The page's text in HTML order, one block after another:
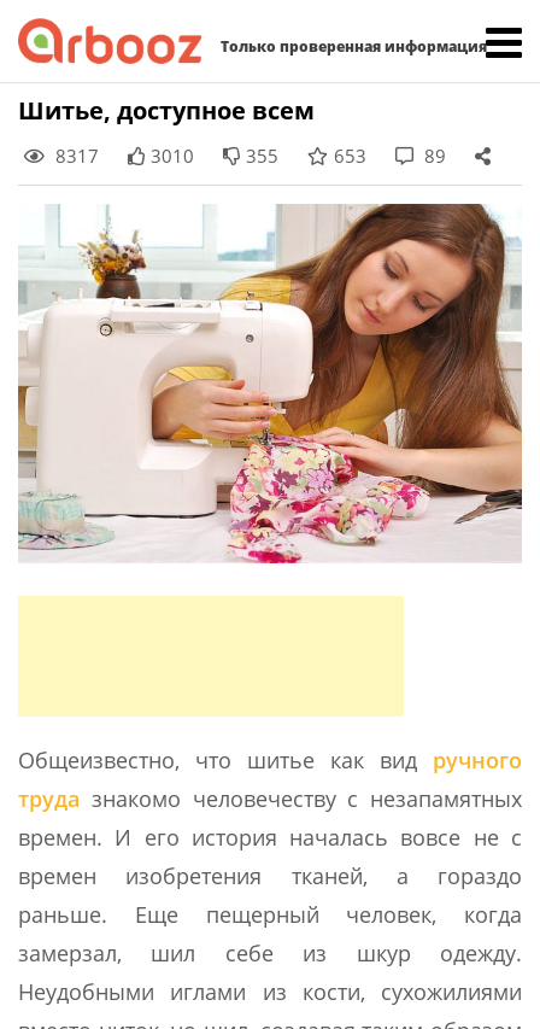
Только проверенная информация
Skip
content
Шитье, доступное всем
8317 3010 355 653 89
Общеизвестно, что шитье как вид ручного
труда знакомо человечеству с незапамятных
времен. И его история началась вовсе не с
времен изобретения тканей, а гораздо
раньше. Еще пещерный человек, когда
замерзал, шил себе из шкур одежду.
Неудобными иглами из кости, сухожилиями
Найти: